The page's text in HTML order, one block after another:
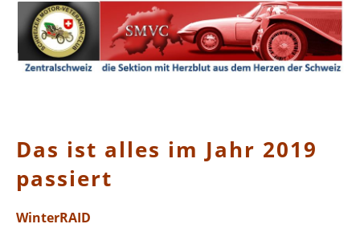
Das ist alles im Jahr 2019
passiert
WinterRAID